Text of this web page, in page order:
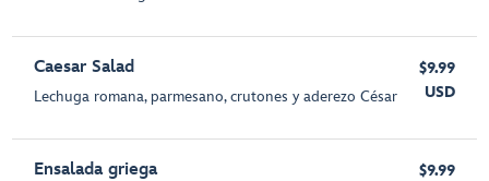
Caesar Salad
Lechuga romana, parmesano, crutones y aderezo César
$9.99
USD
Ensalada griega
$9.99